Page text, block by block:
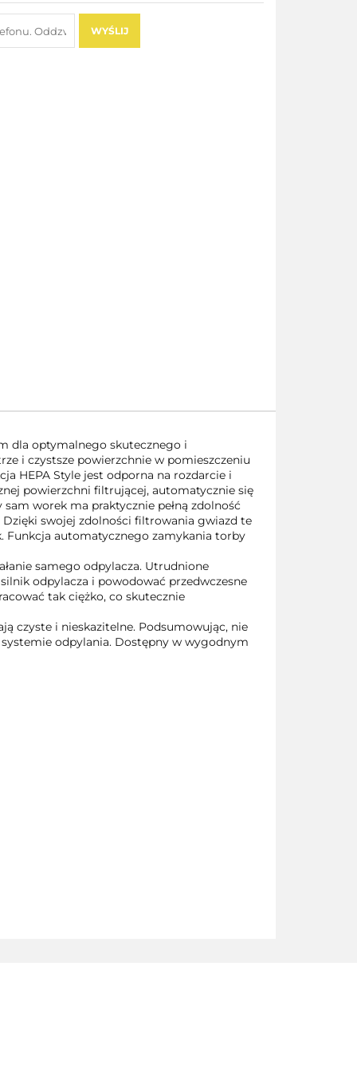
WYŚLIJ
dla optymalnego skutecznego i
i czystsze powierzchnie w pomieszczeniu
HEPA Style jest odporna na rozdarcie i
powierzchni filtrującej, automatycznie się
worek ma praktycznie pełną zdolność
Dzięki swojej zdolności filtrowania gwiazd te
Funkcja automatycznego zamykania torby
samego odpylacza. Utrudnione
odpylacza i powodować przedwczesne
tak ciężko, co skutecznie
czyste i nieskazitelne. Podsumowując, nie
odpylania. Dostępny w wygodnym